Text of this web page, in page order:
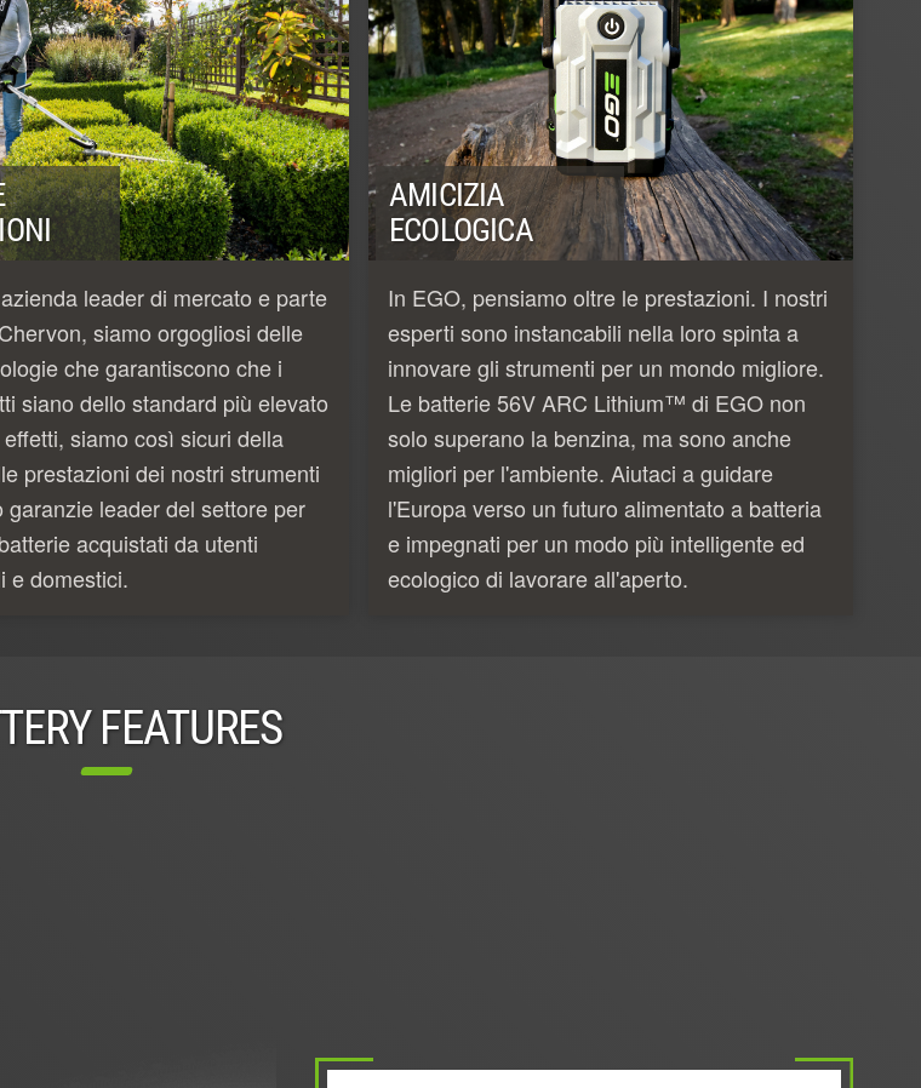
leader di mercato e parte
siamo orgogliosi delle
che garantiscono che i
siano dello standard più elevato
siamo così sicuri della
prestazioni dei nostri strumenti
garanzie leader del settore per
acquistati da utenti
e domestici.
AMICIZIA
ECOLOGICA
In EGO, pensiamo oltre le prestazioni. I nostri
esperti sono instancabili nella loro spinta a
innovare gli strumenti per un mondo migliore.
Le batterie 56V ARC Lithium™ di EGO non
solo superano la benzina, ma sono anche
migliori per l'ambiente. Aiutaci a guidare
l'Europa verso un futuro alimentato a batteria
e impegnati per un modo più intelligente ed
ecologico di lavorare all'aperto.
FEATURES